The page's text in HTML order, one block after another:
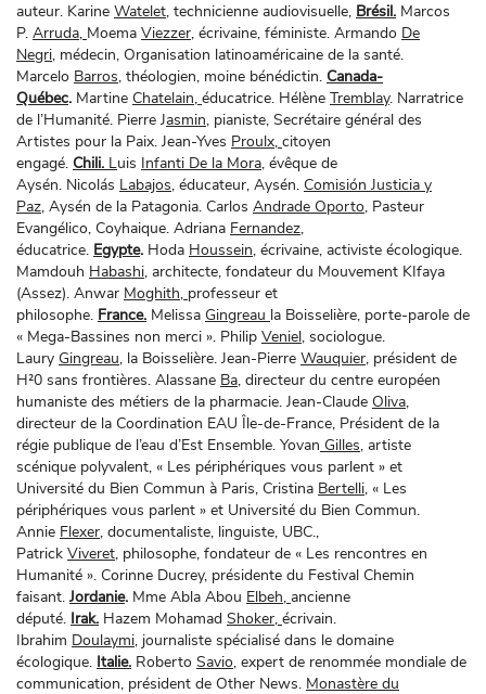
auteur. Karine Watelet, technicienne audiovisuelle, Brésil. Marcos
P. Arruda, Moema Viezzer, écrivaine, féministe. Armando De
Negri, médecin, Organisation latinoaméricaine de la santé.
Marcelo Barros, théologien, moine bénédictin. Canada-
Québec. Martine Chatelain, éducatrice. Hélène Tremblay. Narratrice
de l’Humanité. Pierre Jasmin, pianiste, Secrétaire général des
Artistes pour la Paix. Jean-Yves Proulx, citoyen
engagé. Chili. Luis Infanti De la Mora, évêque de
Aysén. Nicolás Labajos, éducateur, Aysén. Comisión Justicia y
Paz, Aysén de la Patagonia. Carlos Andrade Oporto, Pasteur
Evangélico, Coyhaique. Adriana Fernandez,
éducatrice. Egypte. Hoda Houssein, écrivaine, activiste écologique.
Mamdouh Habashi, architecte, fondateur du Mouvement KIfaya
(Assez). Anwar Moghith, professeur et
philosophe. France. Melissa Gingreau la Boisselière, porte-parole de
« Mega-Bassines non merci ». Philip Veniel, sociologue.
Laury Gingreau, la Boisselière. Jean-Pierre Wauquier, président de
H²0 sans frontières. Alassane Ba, directeur du centre européen
humaniste des métiers de la pharmacie. Jean-Claude Oliva,
directeur de la Coordination EAU Île-de-France, Président de la
régie publique de l’eau d’Est Ensemble. Yovan Gilles, artiste
scénique polyvalent, « Les périphériques vous parlent » et
Université du Bien Commun à Paris, Cristina Bertelli, « Les
périphériques vous parlent » et Université du Bien Commun.
Annie Flexer, documentaliste, linguiste, UBC.,
Patrick Viveret, philosophe, fondateur de « Les rencontres en
Humanité ». Corinne Ducrey, présidente du Festival Chemin
faisant. Jordanie. Mme Abla Abou Elbeh, ancienne
député. Irak. Hazem Mohamad Shoker, écrivain.
Ibrahim Doulaymi, journaliste spécialisé dans le domaine
écologique. Italie. Roberto Savio, expert de renommée mondiale de
communication, président de Other News. Monastère du